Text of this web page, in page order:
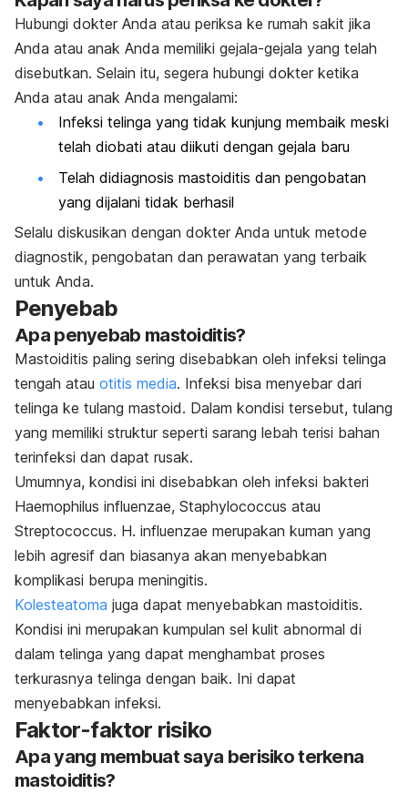
Hubungi dokter Anda atau periksa ke rumah sakit jika
Anda atau anak Anda memiliki gejala-gejala yang telah
disebutkan. Selain itu, segera hubungi dokter ketika
Anda atau anak Anda mengalami:
Infeksi telinga yang tidak kunjung membaik meski
telah diobati atau diikuti dengan gejala baru
Telah didiagnosis mastoiditis dan pengobatan
yang dijalani tidak berhasil
Selalu diskusikan dengan dokter Anda untuk metode
diagnostik, pengobatan dan perawatan yang terbaik
untuk Anda.
Penyebab
Apa penyebab mastoiditis?
Mastoiditis paling sering disebabkan oleh infeksi telinga
tengah atau otitis media. Infeksi bisa menyebar dari
telinga ke tulang mastoid. Dalam kondisi tersebut, tulang
yang memiliki struktur seperti sarang lebah terisi bahan
terinfeksi dan dapat rusak.
Umumnya, kondisi ini disebabkan oleh infeksi bakteri
Haemophilus influenzae, Staphylococcus atau
Streptococcus. H. influenzae merupakan kuman yang
lebih agresif dan biasanya akan menyebabkan
komplikasi berupa meningitis.
Kolesteatoma juga dapat menyebabkan mastoiditis.
Kondisi ini merupakan kumpulan sel kulit abnormal di
dalam telinga yang dapat menghambat proses
terkurasnya telinga dengan baik. Ini dapat
menyebabkan infeksi.
Faktor-faktor risiko
Apa yang membuat saya berisiko terkena
mastoiditis?